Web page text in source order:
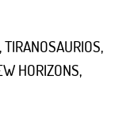
HORIZONS,